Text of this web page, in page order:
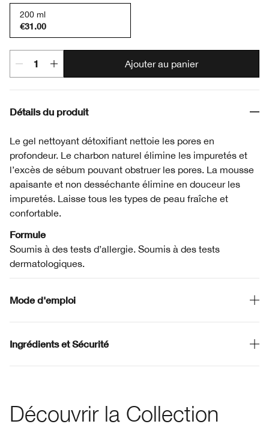
200 ml
€31.00
Ajouter au panier
Détails du produit
Le gel nettoyant détoxifiant nettoie les pores en
profondeur. Le charbon naturel élimine les impuretés et
l’excès de sébum pouvant obstruer les pores. La mousse
apaisante et non desséchante élimine en douceur les
impuretés. Laisse tous les types de peau fraîche et
confortable.
Formule
Soumis à des tests d’allergie. Soumis à des tests
dermatologiques.
Mode d'emploi
Ingrédients et Sécurité
Découvrir la Collection